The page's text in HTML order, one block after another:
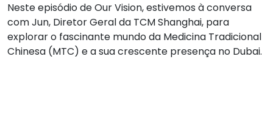
Neste episódio de Our Vision, estivemos à conversa
com Jun, Diretor Geral da TCM Shanghai, para
explorar o fascinante mundo da Medicina Tradicional
Chinesa (MTC) e a sua crescente presença no Dubai.